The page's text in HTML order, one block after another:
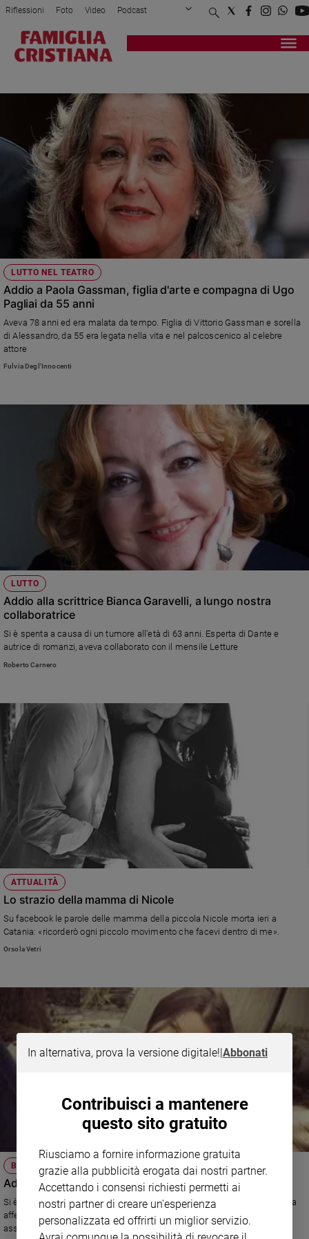
Attualità
Economia
Legalità
giustizia
Sport
Interviste
Papa
Papa
Chiesa
Chiesa
Fede
Società
e
valori
Ambiente
e
Aziende
di
valore
Caso
della
settimana
Migranti
Diversità
inclusione
Costume
Cultura
spettacoli
Sanremo
Libri
Musica
Genitori
e
figli
Nonni
Coppia
Riflessioni Foto Video Podcast
Privacy Policy Chi siamo
Registrati Redazione
LUTTO NEL TEATRO
Addio a Paola Gassman, figlia d'arte e compagna di Ugo
Pagliai da 55 anni
Aveva 78 anni ed era malata da tempo. Figlia di Vittorio Gassman e sorella
di Alessandro, da 55 era legata nella vita e nel palcoscenico al celebre
attore
Fulvia Degl'Innocenti
LUTTO
Addio alla scrittrice Bianca Garavelli, a lungo nostra
collaboratrice
Si è spenta a causa di un tumore all'età di 63 anni. Esperta di Dante e
autrice di romanzi, aveva collaborato con il mensile Letture
Roberto Carnero
ATTUALITÀ
Lo strazio della mamma di Nicole
Su facebook le parole delle mamma della piccola Nicole morta ieri a
Catania: «ricorderò ogni piccolo movimento che facevi dentro di me».
Orsola Vetri
BRITTANY
Addio Brittany. Noi ti amiamo
Si è spenta nella sua casa sabato primo novembre, la 29 enne americana
affetta da un tumore al cervello che tempo fa aveva annunciato la morte
assistita. Dopo un momento di ripensamento, si è lasciata morire.
In alternativa, prova la versione digitale!|Abbonati
Contribuisci a mantenere
questo sito gratuito
Riusciamo a fornire informazione gratuita
grazie alla pubblicità erogata dai nostri partner.
Accettando i consensi richiesti permetti ai
nostri partner di creare un'esperienza
personalizzata ed offrirti un miglior servizio.